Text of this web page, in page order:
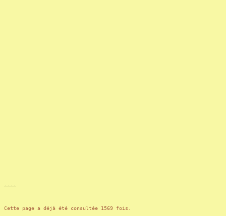
Cette page a déjà été consultée 1569 fois.